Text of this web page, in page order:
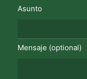
Asunto
Mensaje (optional)